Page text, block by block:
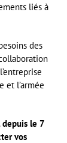
liés à
des
et l’armée
depuis le 7
vos